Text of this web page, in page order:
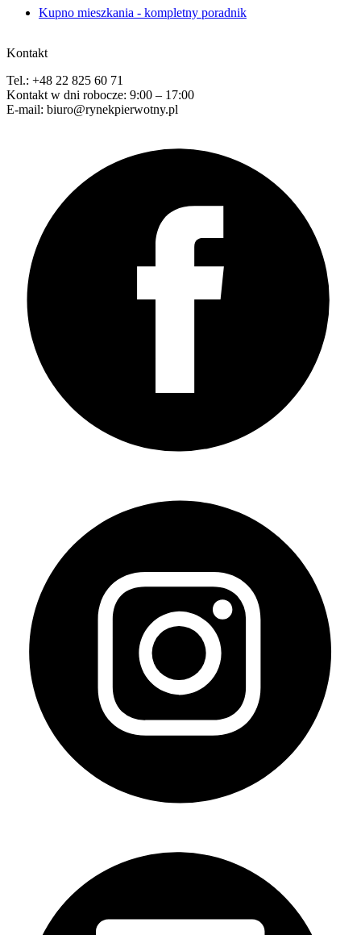
Kupno mieszkania - kompletny poradnik
Kontakt
Tel.: +48 22 825 60 71
Kontakt w dni robocze: 9:00 – 17:00
E-mail: biuro@rynekpierwotny.pl